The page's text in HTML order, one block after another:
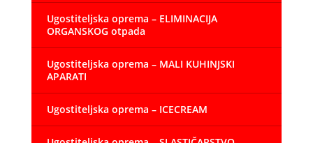
Ugostiteljska oprema – ELIMINACIJA
ORGANSKOG otpada
Ugostiteljska oprema – MALI KUHINJSKI
APARATI
Ugostiteljska oprema – ICECREAM